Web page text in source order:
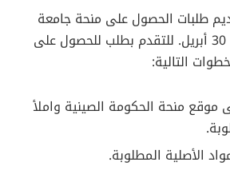
طلبات الحصول على منحة جامعة
Hohai 2024-25 هو 30 أبريل. للتقدم بطلب للحصول على
التالية:
موقع منحة الحكومة الصينية واملأ
الأصلية المطلوبة.